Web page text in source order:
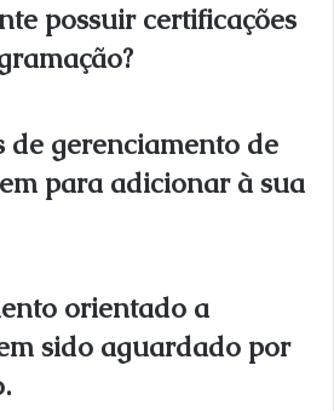
possuir certificações
de gerenciamento de
para adicionar à sua
orientado a
sido aguardado por